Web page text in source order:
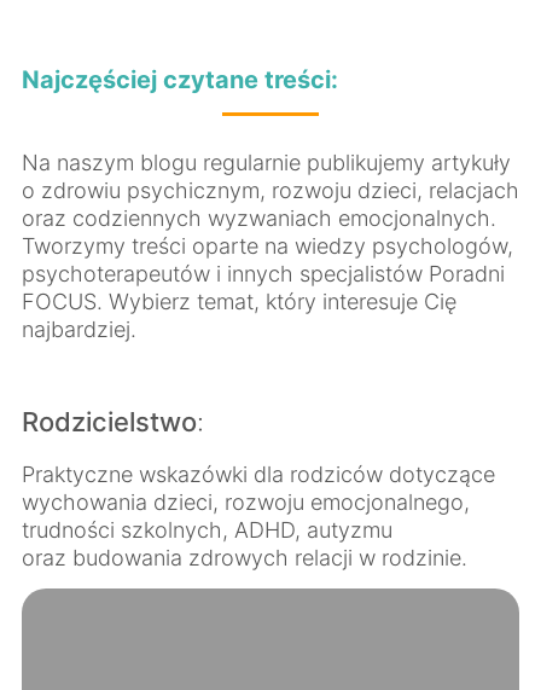
Najczęściej czytane treści:
Na naszym blogu regularnie publikujemy artykuły
o zdrowiu psychicznym, rozwoju dzieci, relacjach
oraz codziennych wyzwaniach emocjonalnych.
Tworzymy treści oparte na wiedzy psychologów,
psychoterapeutów i innych specjalistów Poradni
FOCUS. Wybierz temat, który interesuje Cię
najbardziej.
Rodzicielstwo:
Praktyczne wskazówki dla rodziców dotyczące
wychowania dzieci, rozwoju emocjonalnego,
trudności szkolnych, ADHD, autyzmu
oraz budowania zdrowych relacji w rodzinie.